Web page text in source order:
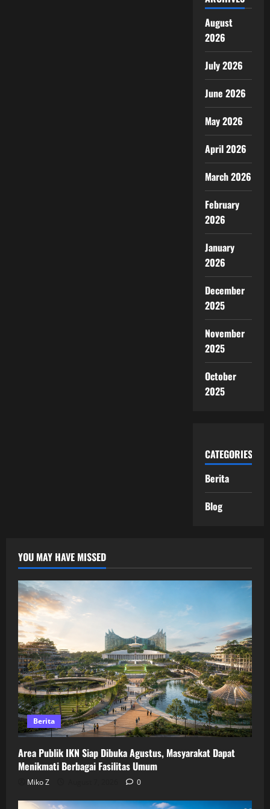
August
2026
July 2026
June 2026
May 2026
April 2026
March 2026
February
2026
January
2026
December
2025
November
2025
October
2025
CATEGORIES
Berita
Blog
YOU MAY HAVE MISSED
Berita
Area Publik IKN Siap Dibuka Agustus, Masyarakat Dapat
Menikmati Berbagai Fasilitas Umum
Miko Z 0